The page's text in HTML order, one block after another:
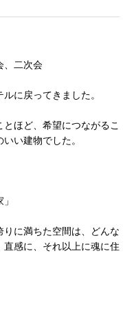
、二次会
に戻ってきました。
ほど、希望につながるこ
い建物でした。
に満ちた空間は、どんな
感に、それ以上に魂に住